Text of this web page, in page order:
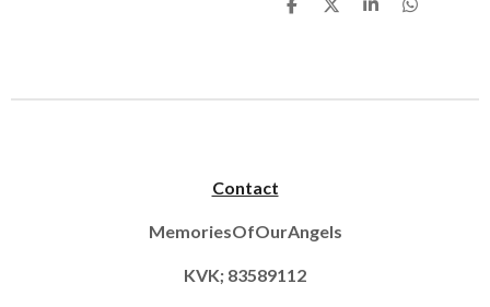
D
D
S
D
Contact
MemoriesOfOurAngels
KVK; 83589112